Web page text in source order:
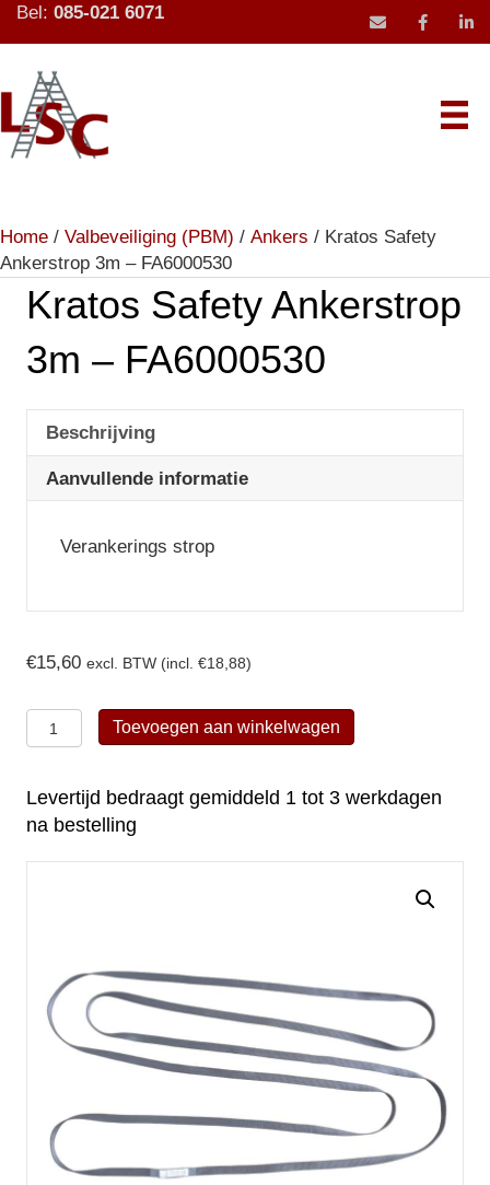
Bel: 085-021 6071
mail icoon
Home / Valbeveiliging (PBM) / Ankers / Kratos Safety
Ankerstrop 3m – FA6000530
Kratos Safety Ankerstrop
3m – FA6000530
Beschrijving
Aanvullende informatie
Verankerings strop
€15,60 excl. BTW (incl. €18,88)
Kratos
Safety
3m
-
Toevoegen aan winkelwagen
Levertijd bedraagt gemiddeld 1 tot 3 werkdagen
na bestelling